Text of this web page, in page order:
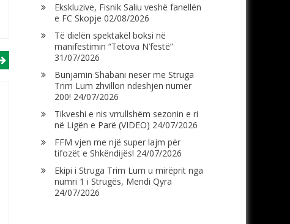
Ekskluzive, Fisnik Saliu veshë fanellën
e FC Skopje 02/08/2026
Të dielën spektakël boksi në
manifestimin “Tetova N’festë”
31/07/2026
Bunjamin Shabani nesër me Struga
Trim Lum zhvillon ndeshjen numër
200! 24/07/2026
Tikveshi e nis vrrullshëm sezonin e ri
në Ligën e Parë (VIDEO) 24/07/2026
FFM vjen me një super lajm për
tifozët e Shkëndijës! 24/07/2026
Ekipi i Struga Trim Lum u mirëprit nga
numri 1 i Strugës, Mendi Qyra
24/07/2026